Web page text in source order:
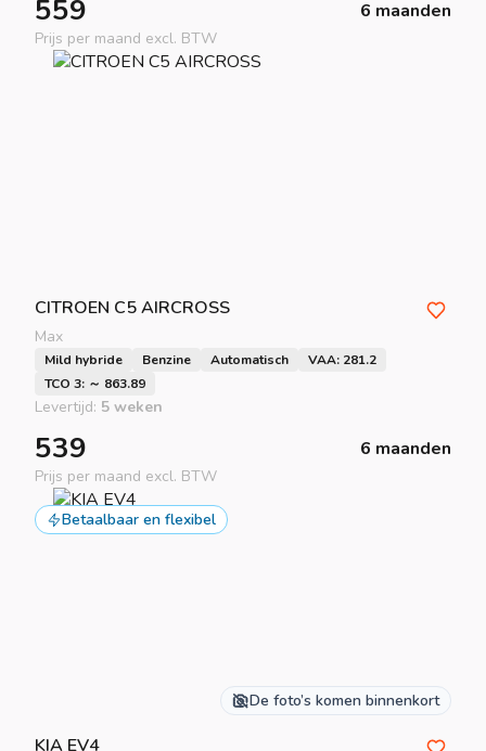
559 6 maanden
Prijs per maand excl. BTW
CITROEN C5 AIRCROSS
Max
Mild hybride Benzine Automatisch
VAA: 281.2
TCO 3: ～ 863.89
Levertijd: 5 weken
539 6 maanden
Prijs per maand excl. BTW
Betaalbaar en flexibel
De foto’s komen binnenkort
KIA EV4